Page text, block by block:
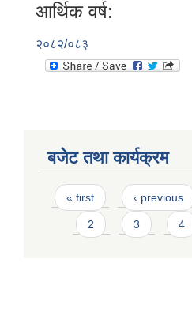
आर्थिक वर्ष:
२०८२/०८३
बजेट तथा कार्यक्रम
Pages
« first ‹ previous
2 3 4